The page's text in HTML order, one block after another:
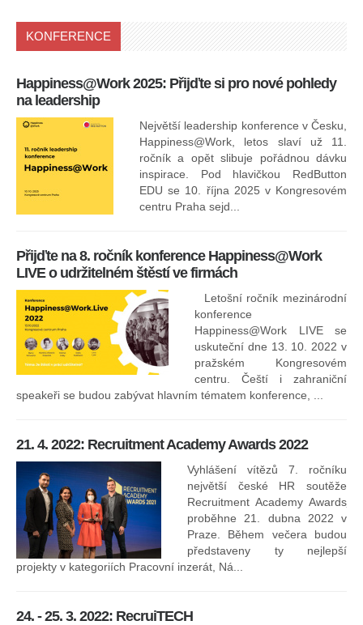
KONFERENCE
Happiness@Work 2025: Přijďte si pro nové pohledy
na leadership
Největší leadership konference v Česku,
Happiness@Work, letos slaví už 11.
ročník a opět slibuje pořádnou dávku
inspirace. Pod hlavičkou RedButton
EDU se 10. října 2025 v Kongresovém
centru Praha sejd...
Přijďte na 8. ročník konference Happiness@Work
LIVE o udržitelném štěstí ve firmách
Letošní ročník mezinárodní
konference
Happiness@Work LIVE se
uskuteční dne 13. 10. 2022 v
pražském Kongresovém
centru. Čeští i zahraniční
speakeři se budou zabývat hlavním tématem konference, ...
21. 4. 2022: Recruitment Academy Awards 2022
Vyhlášení vítězů 7. ročníku
největší české HR soutěže
Recruitment Academy Awards
proběhne 21. dubna 2022 v
Praze. Během večera budou
představeny ty nejlepší
projekty v kategoriích Pracovní inzerát, Ná...
24. - 25. 3. 2022: RecruiTECH